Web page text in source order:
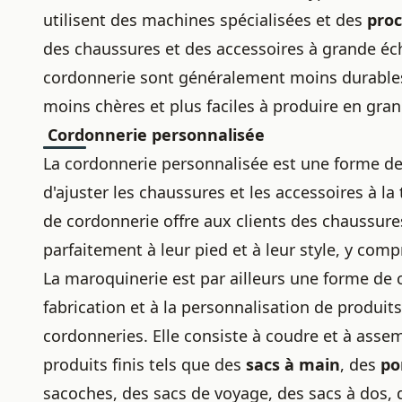
utilisent des machines spécialisées et des
des chaussures et des accessoires à grande
cordonnerie sont généralement moins
moins chères et plus faciles à produire en
Cordonnerie personnalisée
La cordonnerie personnalisée est une forme
d'ajuster les chaussures et les accessoires à
de cordonnerie offre aux clients des
parfaitement à leur pied et à leur style, y
La maroquinerie est par ailleurs une forme de
fabrication et à la personnalisation de
cordonneries. Elle consiste à coudre et à
produits finis tels que des sacs à main, des
sacoches, des sacs de voyage, des sacs à